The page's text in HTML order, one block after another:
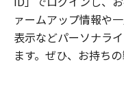
ァームアップ情報や
表示などパーソナラ
ます。ぜひ、お持ち